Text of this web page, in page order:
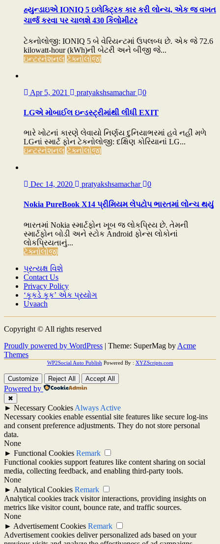
હ્યુન્ડાઇએ IONIQ 5 ઇલેક્ટ્રિક કાર કરી લોન્ચ, એક જ વખત
ચાર્જ કરવા પર ચાલશે 430 કિલોમીટર
ટેકનોલોજી: IONIQ 5 બે વેરિયન્ટમાં ઉપલબ્ધ છે. એક જે 72.6
kilowatt-hour (kWh)ની બેટરી અને બીજી જે...
ઇન્ટરનેશનલ ટેક્નોલોજી
Apr 5, 2021 pratyakshsamachar 0
LGએ મોબાઈલ ઇન્ડસ્ટ્રીમાંથી લીધી EXIT
ભારે ખોટનાં કારણે લેવાયો નિર્ણય દુનિયાભરમાં હવે નહીં મળે
LGનાં સ્માર્ટ ફોન ટેકનોલોજી: દક્ષિણ કોરિયાનાં LG...
ઇન્ટરનેશનલ ટેક્નોલોજી
Dec 14, 2020 pratyakshsamachar 0
Nokia PureBook X14 પ્રીમિયમ લેપટોપ ભારતમાં લોન્ચ થયું
ભારતમાં Nokia સ્માર્ટફોન ખૂબ જ લોકપ્રિય છે. તેમની
સ્માર્ટફોન બોડી અને સ્ટોક Android ફોન્સ લોકોનાં
લોકપ્રિયતાનું...
ટેક્નોલોજી
પ્રત્યક્ષ વિશે
Contact Us
Privacy Policy
‘કૂકડે કૂક’ એક પ્રયોગ
Uvaach
Copyright © All rights reserved
Proudly powered by WordPress | Theme: SuperMag by Acme
Themes
WP2Social Auto Publish Powered By : XYZScripts.com
Customize Reject All Accept All
Powered by
✖
► Necessary Cookies Always Active
Necessary cookies enable essential site features like secure log-ins
and consent preference adjustments. They do not store personal
data.
None
► Functional Cookies Remark
Functional cookies support features like content sharing on social
media, collecting feedback, and enabling third-party tools.
None
► Analytical Cookies Remark
Analytical cookies track visitor interactions, providing insights on
metrics like visitor count, bounce rate, and traffic sources.
None
► Advertisement Cookies Remark
Advertisement cookies deliver personalized ads based on your